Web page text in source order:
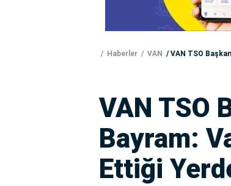
Haberler VAN VAN TSO
VAN TSO
Bayram:
Ettiği